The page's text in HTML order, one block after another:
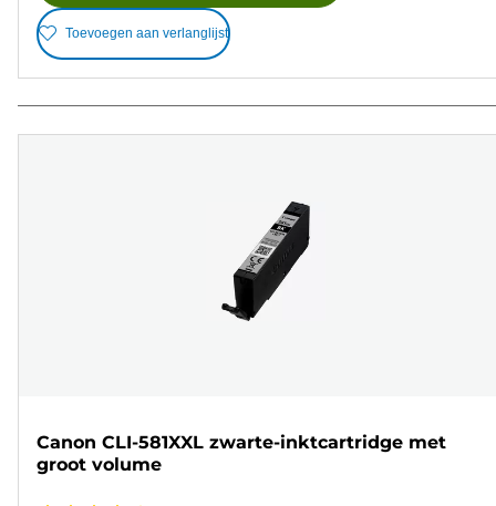
Toevoegen aan verlanglijst
Canon CLI-581XXL zwarte-inktcartridge met
groot volume